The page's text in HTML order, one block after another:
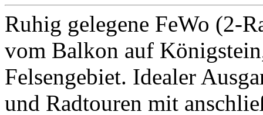
Ruhig gelegene FeWo (2-
vom Balkon auf
Felsengebiet. Idealer
und Radtouren mit